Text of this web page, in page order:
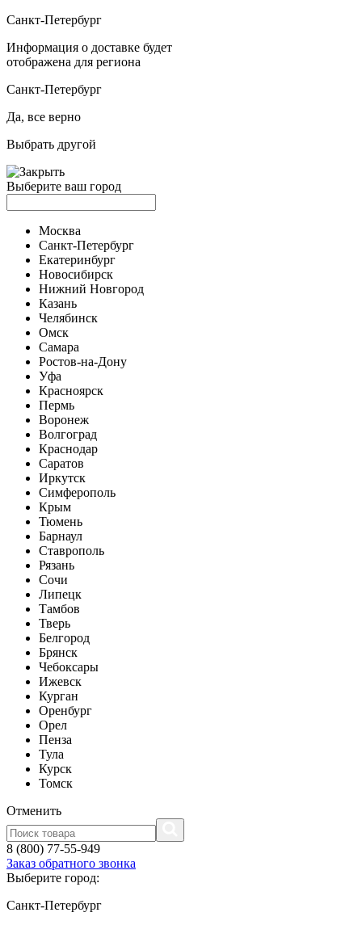
Санкт-Петербург
Информация о доставке будет
отображена для региона
Санкт-Петербург
Да, все верно
Выбрать другой
Выберите ваш город
Москва
Санкт-Петербург
Екатеринбург
Новосибирск
Нижний Новгород
Казань
Челябинск
Омск
Самара
Ростов-на-Дону
Уфа
Красноярск
Пермь
Воронеж
Волгоград
Краснодар
Саратов
Иркутск
Симферополь
Крым
Тюмень
Барнаул
Ставрополь
Рязань
Сочи
Липецк
Тамбов
Тверь
Белгород
Брянск
Чебоксары
Ижевск
Курган
Оренбург
Орел
Пенза
Тула
Курск
Томск
Отменить
8 (800) 77-55-949
Заказ обратного звонка
Выберите город:
Санкт-Петербург